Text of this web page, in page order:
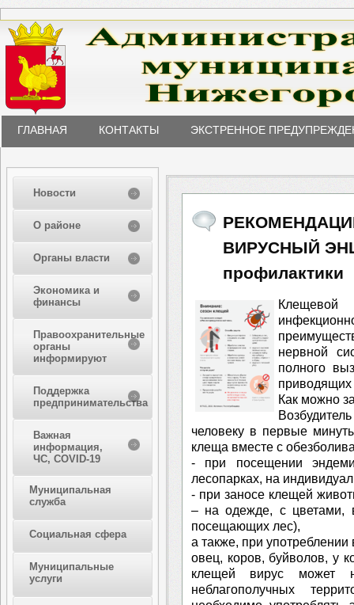
ГЛАВНАЯ КОНТАКТЫ ЭКСТРЕННОЕ
Новости
О районе
Органы власти
Экономика и
финансы
Правоохранительные
органы
информируют
Поддержка
предпринимательства
Важная
информация,
ЧС, COVID-19
Муниципальная
служба
Социальная сфера
Муниципальные
услуги
ВИРУСНЫЙ
профилактики
нервной
полного
приводящих
Как можно
человеку в первые
клеща вместе с
- при посещении
лесопарках, на
- при заносе клещей
– на одежде, с цветами,
посещающих лес),
а также, при
овец, коров, буйволов, у
клещей вирус может
неблагополучных